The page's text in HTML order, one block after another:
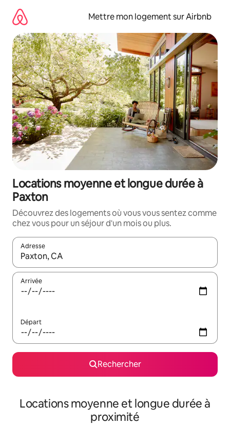
directement
contenu
Mettre mon logement sur Airbnb
Locations moyenne et longue durée à
Paxton
Découvrez des logements où vous vous sentez comme
chez vous pour un séjour d'un mois ou plus.
Adresse
Lorsque les résultats s'affichent, utilisez les flèches vers le
Arrivée
Départ
Rechercher
Locations moyenne et longue durée à
proximité